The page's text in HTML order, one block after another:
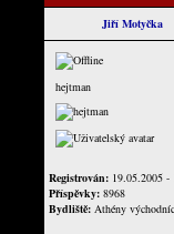
Jiří Motyčka
hejtman
Registrován: 19.05.2005 -
Příspěvky: 8968
Bydliště: Athény